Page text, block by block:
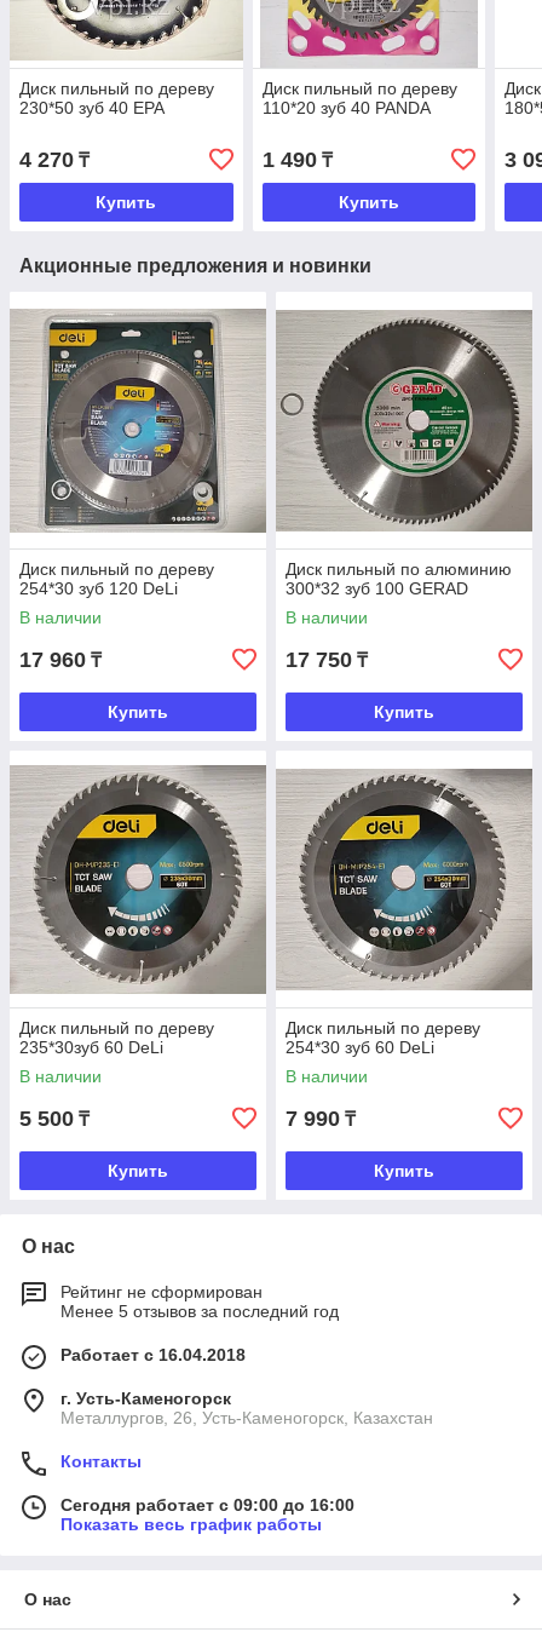
Диск пильный по дереву
230*50 зуб 40 EPA
4 270 ₸
Купить
Диск пильный по дереву
110*20 зуб 40 PANDA
1 490₸
Купить
3
Акционные предложения и новинки
Диск пильный по дереву
254*30 зуб 120 DeLi
В наличии
17 960 ₸
Купить
Диск пильный по алюминию
300*32 зуб 100 GERAD
В наличии
17 750 ₸
Купить
Диск пильный по дереву
235*30зуб 60 DeLi
В наличии
5 500 ₸
Купить
Диск пильный по дереву
254*30 зуб 60 DeLi
В наличии
7 990 ₸
Купить
О нас
Рейтинг не сформирован
Менее 5 отзывов за последний год
Работает с 16.04.2018
г. Усть-Каменогорск
Металлургов, 26, Усть-Каменогорск, Казахстан
Контакты
Сегодня работает с 09:00 до 16:00
Показать весь график работы
О нас